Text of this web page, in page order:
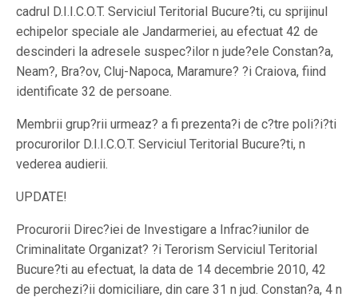
cadrul D.I.I.C.O.T. Serviciul Teritorial Bucure?ti, cu sprijinul
echipelor speciale ale Jandarmeriei, au efectuat 42 de
descinderi la adresele suspec?ilor n jude?ele Constan?a,
Neam?, Bra?ov, Cluj-Napoca, Maramure? ?i Craiova, fiind
identificate 32 de persoane.
Membrii grup?rii urmeaz? a fi prezenta?i de c?tre poli?i?ti
procurorilor D.I.I.C.O.T. Serviciul Teritorial Bucure?ti, n
vederea audierii.
UPDATE!
Procurorii Direc?iei de Investigare a Infrac?iunilor de
Criminalitate Organizat? ?i Terorism Serviciul Teritorial
Bucure?ti au efectuat, la data de 14 decembrie 2010, 42
de perchezi?ii domiciliare, din care 31 n jud. Constan?a, 4 n